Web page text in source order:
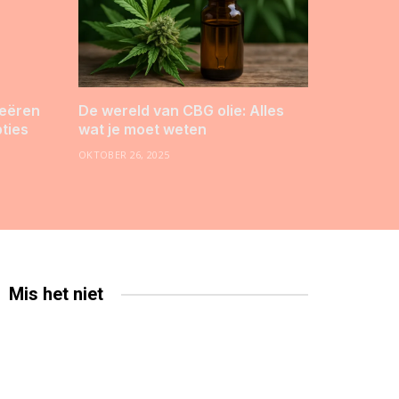
De wereld van CBG olie: Alles
wat je moet weten
OKTOBER 26, 2025
Mis het niet